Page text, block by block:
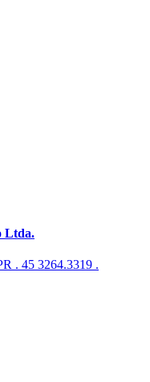
Ltda.
. 45 3264.3319 .